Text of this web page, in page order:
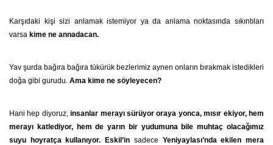
Karşıdaki kişi sizi anlamak istemiyor ya da anlama noktasında sıkıntıları
varsa kime ne annadacan.
Yav şurda bağıra bağıra tükürük bezlerimiz aynen onların bırakmak istedikleri
doğa gibi gurudu. Ama kime ne söyleyecen?
Hani hep diyoruz,insanlar merayı sürüyor oraya yonca, mısır ekiyor, hem
merayı katlediyor, hem de yarın bir yudumuna bile muhtaç olacağımız
suyu hoyratça kullanıyor. Eskil’in sadece Yeniyaylası’nda ekilen mera